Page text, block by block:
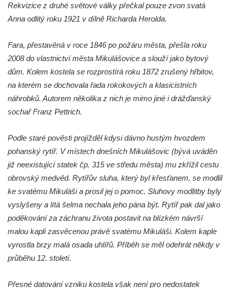
Veronika potkává Ježíše a utírá mu do své
roušky pot z tváře
kříž nesoucí potkává Pannu Marii
Křížová cesta Římov – XVII. kaple – Velký
Herodesa
Křížová cesta Římov – XV. kaple – Malý
Pilát
Křížová cesta Římov – XIV. kaple – U
Kaifáše (U Děvečky)
Křížová cesta Římov – XIII. kaple – U
Křížová cesta Římov – XII. kaple – Vodní
haněn a tupen
Rekvizice z druhé světové války přečkal pouze zvon svatá
Anna odlitý roku 1921 v dílně Richarda Herolda.
Fara, přestavěná v roce 1846 po požáru města, přešla roku
2008 do vlastnictví města Mikulášovice a slouží jako bytový
dům. Kolem kostela se rozprostírá roku 1872 zrušený hřbitov,
na kterém se dochovala řada rokokových a klasicistních
náhrobků. Autorem několika z nich je mimo jiné i drážďanský
sochař Franz Pettrich.
Podle staré pověsti projížděl kdysi dávno hustým hvozdem
pohanský rytíř. V místech dnešních Mikulášovic (bývá uváděn
již neexistující statek čp. 315 ve středu města) mu zkřížil cestu
obrovský medvěd. Rytířův sluha, který byl křesťanem, se modlil
ke svatému Mikuláši a prosil jej o pomoc. Sluhovy modlitby byly
vyslyšeny a lítá šelma nechala jeho pána být. Rytíř pak dal jako
poděkování za záchranu života postavit na blízkém návrší
malou kapli zasvěcenou právě svatému Mikuláši. Kolem kaple
vyrostla brzy malá osada uhlířů. Příběh se měl odehrát někdy v
průběhu 12. století.
Přesné datování vzniku kostela však není pro nedostatek